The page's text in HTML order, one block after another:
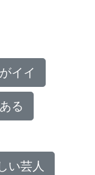
イイ
る
い芸人